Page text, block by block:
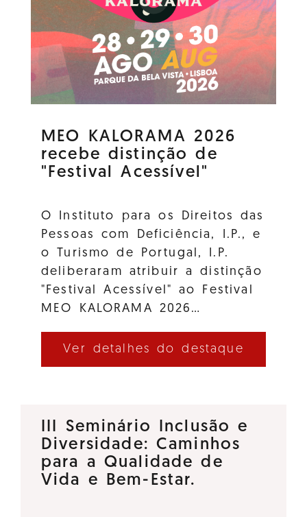
MEO KALORAMA 2026
recebe distinção de
"Festival Acessível"
O Instituto para os Direitos das
Pessoas com Deficiência, I.P., e
o Turismo de Portugal, I.P.
deliberaram atribuir a distinção
"Festival Acessível" ao Festival
MEO KALORAMA 2026…
Ver detalhes do destaque
III Seminário Inclusão e
Diversidade: Caminhos
para a Qualidade de
Vida e Bem-Estar.